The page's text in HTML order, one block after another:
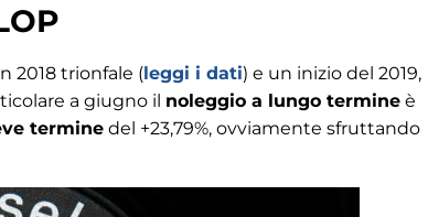
2018 trionfale (leggi i dati) e un inizio del 2019,
a giugno il noleggio a lungo termine è
termine del +23,79%, ovviamente sfruttando